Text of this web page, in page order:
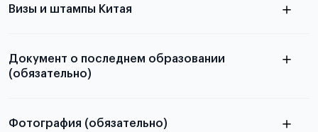
паспорта
Визы и штампы Китая
Документ о последнем образовании
(обязательно)
Фотография (обязательно)